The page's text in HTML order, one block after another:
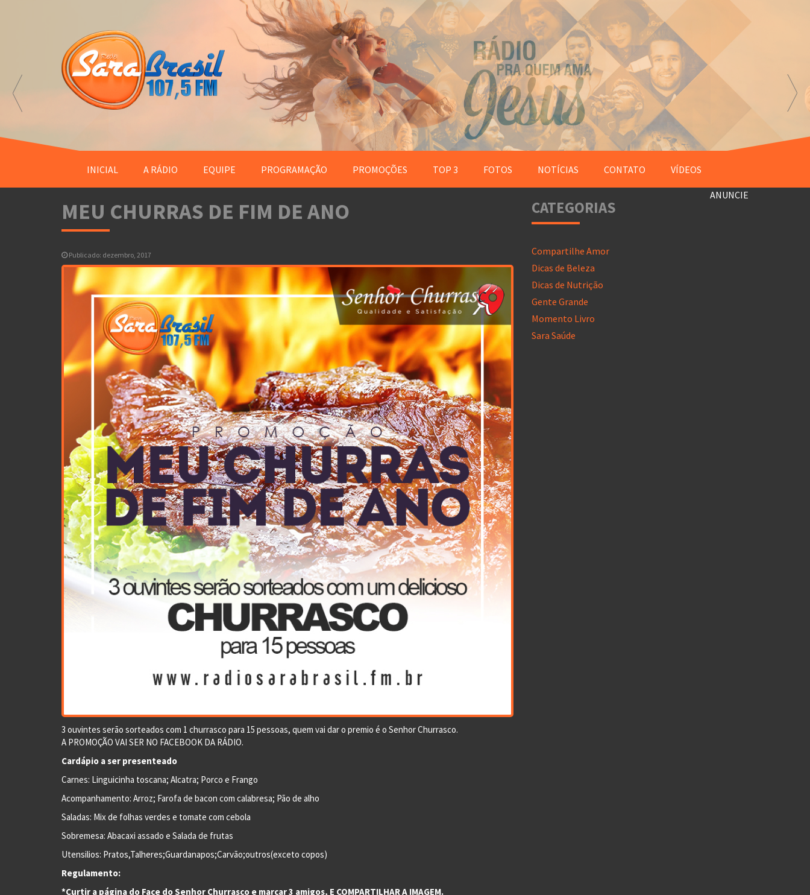
INICIAL A RÁDIO EQUIPE PROGRAMAÇÃO PROMOÇÕES TOP 3 FOTOS NOTÍCIAS CONTATO VÍDEOS
ANUNCIE
MEU CHURRAS DE FIM DE ANO
Publicado: dezembro, 2017
3 ouvintes serão sorteados com 1 churrasco para 15 pessoas, quem vai dar o premio é o Senhor Churrasco.
A PROMOÇÃO VAI SER NO FACEBOOK DA RÁDIO.
Cardápio a ser presenteado
Carnes: Linguicinha toscana; Alcatra; Porco e Frango
Acompanhamento: Arroz; Farofa de bacon com calabresa; Pão de alho
Saladas: Mix de folhas verdes e tomate com cebola
Sobremesa: Abacaxi assado e Salada de frutas
Utensilios: Pratos,Talheres;Guardanapos;Carvão;outros(exceto copos)
Regulamento:
*Curtir a página do Face do Senhor Churrasco e marcar 3 amigos, E COMPARTILHAR A IMAGEM.
CATEGORIAS
Compartilhe Amor
Dicas de Beleza
Dicas de Nutrição
Gente Grande
Momento Livro
Sara Saúde